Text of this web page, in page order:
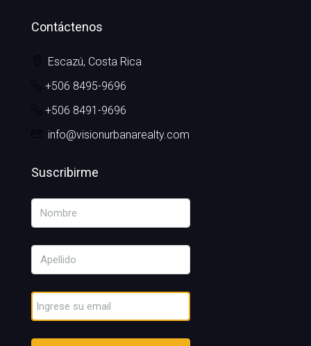
Contáctenos
Escazú, Costa Rica
+506 8495-9696
+506 8491-9696
info@visionurbanarealty.com
Suscribirme